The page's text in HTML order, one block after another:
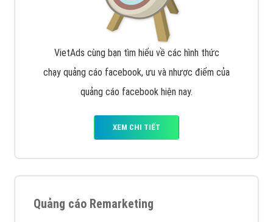
VietAds cùng bạn tìm hiểu về các hình thức
chạy quảng cáo facebook, ưu và nhược điểm của
quảng cáo facebook hiện nay.
XEM CHI TIẾT
Quảng cáo Remarketing